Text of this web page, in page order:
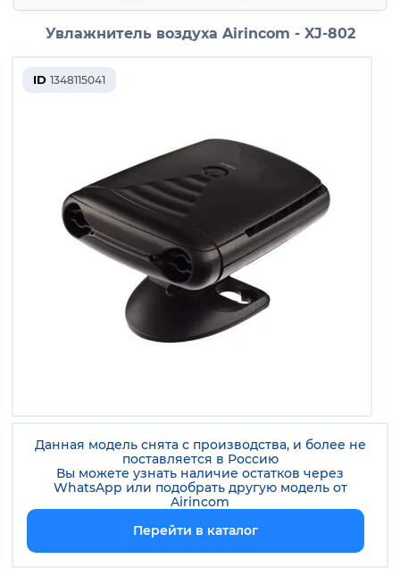
Увлажнитель воздуха Airincom - XJ-802
ID 1348115041
Данная модель снята с производства, и более не
поставляется в Россию
Вы можете узнать наличие остатков через
WhatsApp или подобрать другую модель от
Airincom
Перейти в каталог